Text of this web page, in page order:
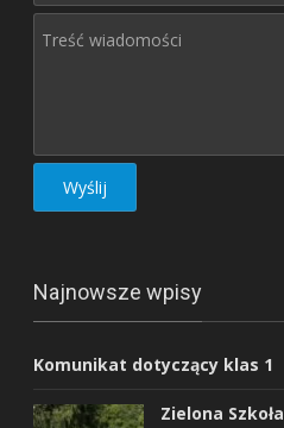
Najnowsze wpisy
Komunikat dotyczący klas 1
Zielona Szkoła